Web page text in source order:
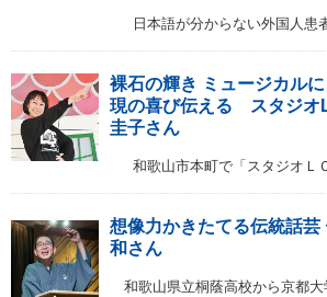
日本語が分からない外国人患
裸石の輝き ミュージカル
現の喜び伝える スタジオ
圭子さん
和歌山市本町で「スタジオＬ
想像力かきたてる伝統話
和さん
和歌山県立桐蔭高校から京都大